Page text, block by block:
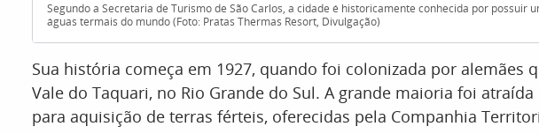
Segundo a Secretaria de Turismo de São Carlos, a cidade é historicamente conhecida por possuir
águas termais do mundo (Foto: Pratas Thermas Resort, Divulgação)
Sua história começa em 1927, quando foi colonizada por alemães
Vale do Taquari, no Rio Grande do Sul. A grande maioria foi
para aquisição de terras férteis, oferecidas pela Companhia